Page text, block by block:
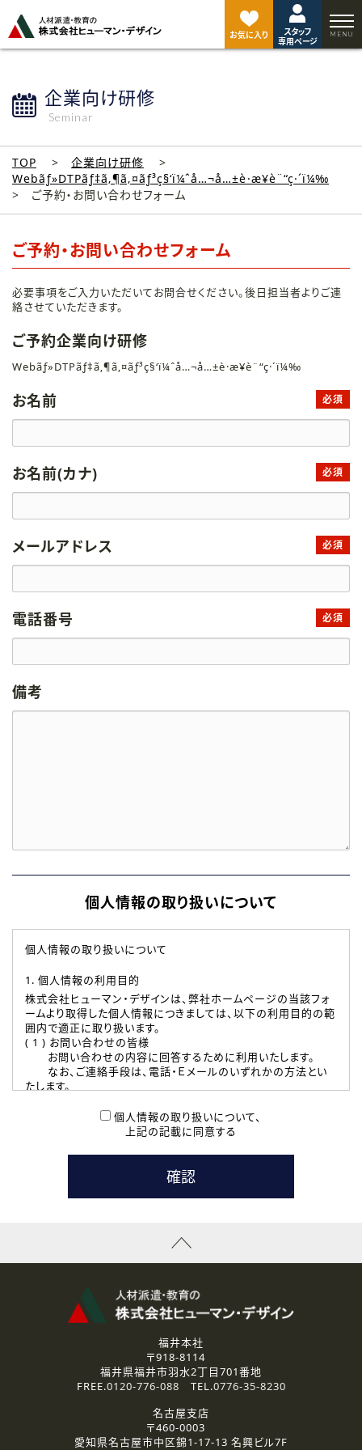
お気に入り
スタッフ
専用ページ
企業向け研修
Seminar
TOP
企業向け研修
Webãƒ»DTPãƒ‡ã‚¶ã‚¤ãƒ³ç§‘ï¼ˆå…¬å…±è·æ¥­è¨“ç·´ï¼‰
ご予約・お問い合わせフォーム
ご予約・お問い合わせフォーム
必要事項をご入力いただいてお問合せください。後日担当者よりご連
絡させていただきます。
ご予約企業向け研修
Webãƒ»DTPãƒ‡ã‚¶ã‚¤ãƒ³ç§‘ï¼ˆå…¬å…±è·æ¥­è¨“ç·´ï¼‰
お名前 必須
お名前(カナ) 必須
メールアドレス 必須
電話番号 必須
備考
個人情報の取り扱いについて
個人情報の取り扱いについて
1. 個人情報の利用目的
株式会社ヒューマン・デザインは、弊社ホームページの当該フォ
ームより取得した個人情報につきましては、以下の利用目的の範
囲内で適正に取り扱います。
( 1 ) お問い合わせの皆様
お問い合わせの内容に回答するために利用いたします。
なお、ご連絡手段は、電話・Ｅメールのいずれかの方法とい
たします。
本登録に関するご連絡および本登録時の参考情報として利
たします。
( 3 ) スタッフ派遣を検討されている企業の皆様
お問い合わせの内容に回答するために利用いたします。
なお、ご連絡手段は、電話・Ｅメールのいずれかの方法とい
資料送付、受講相談に関するご連絡のために利用いたしま
その他、お問い合わせの内容に回答するために利用いたし
なお、ご連絡手段は、電話・Ｅメールのいずれかの方法とい
2.個人情報の第三者提供
ご提供いただいた個人情報は、法令等の規定に従う場合を除き、
3.個人情報の取り扱いの委託
弊社の定める個人情報保護の評価基準を満たした委託先に、個
個人情報の取り扱いについて、
上記の記載に同意する
ジ
ト
福井本社
〒918-8114
福井県福井市羽水2丁目701番地
FREE.0120-776-088 TEL.0776-35-8230
名古屋支店
〒460-0003
愛知県名古屋市中区錦1-17-13 名興ビル7F